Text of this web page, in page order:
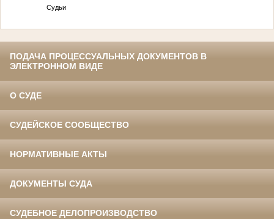
Судьи
ПОДАЧА ПРОЦЕССУАЛЬНЫХ ДОКУМЕНТОВ В
ЭЛЕКТРОННОМ ВИДЕ
О СУДЕ
СУДЕЙСКОЕ СООБЩЕСТВО
НОРМАТИВНЫЕ АКТЫ
ДОКУМЕНТЫ СУДА
СУДЕБНОЕ ДЕЛОПРОИЗВОДСТВО